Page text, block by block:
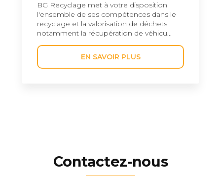
BG Recyclage met à votre disposition
l'ensemble de ses compétences dans le
recyclage et la valorisation de déchets
notamment la récupération de véhicu...
EN SAVOIR PLUS
Contactez-nous